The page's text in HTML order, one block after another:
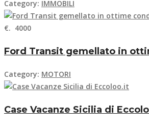
Category: IMMOBILI
€. 4000
Ford Transit gemellato in
Category: MOTORI
Case Vacanze Sicilia di